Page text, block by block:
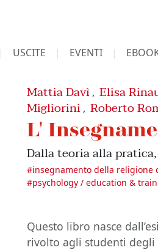
USCITE EVENTI
Mattia Davì ,Elisa
Migliorini ,Roberto
L'
Dalla teoria alla
#insegnamento della religione
#psychology / education &
Questo libro nasce
rivolto agli studenti degli